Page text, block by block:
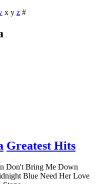
x y z #
Greatest Hits
Don't Bring Me Down
Blue Need Her Love